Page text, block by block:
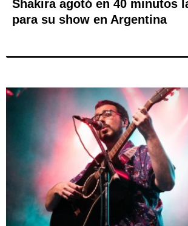
Shakira agotó en 40 minutos
para su show en Argentina